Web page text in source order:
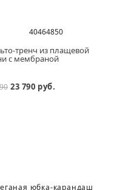
40464850
тренч из плащевой
с мембраной
23 790 руб.